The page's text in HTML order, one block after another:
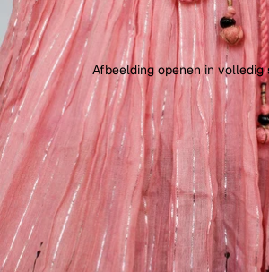
Afbeelding openen in volledig